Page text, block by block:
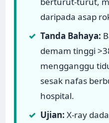
daripada asap
✓ Tanda Bahaya:
demam tinggi
mengganggu
sesak nafas
hospital.
✓ Ujian: X-ray